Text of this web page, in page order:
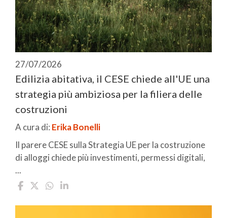
27/07/2026
Edilizia abitativa, il CESE chiede all'UE una
strategia più ambiziosa per la filiera delle
costruzioni
A cura di: Erika Bonelli
Il parere CESE sulla Strategia UE per la costruzione
di alloggi chiede più investimenti, permessi digitali,
...